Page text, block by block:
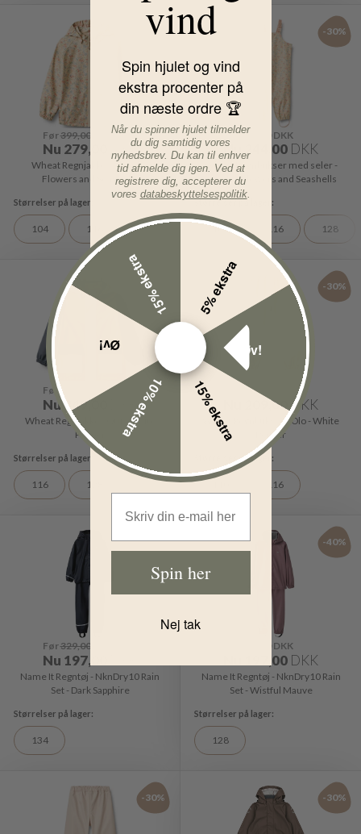
-30%
Før399,00 DKK
Nu 279,00 DKK
Wheat Regnjakke - Chardy -
Flowers and Seashells
104 116
-30%
Før349,00 DKK
Nu 244,00 DKK
Wheat Regnbukser med seler -
Charlo - Flowers and Seashells
104 116 128
-30%
Før499,00 DKK
Nu349,00
Wheat Regnjakke - Otu - White
Pepper
116 128
-30%
299,00
209,00 DKK
Wheat Regnbukser - Olo - White
Pepper
116
-40%
Før329,00
Nu 197,00
Name It Regntøj - NknDry10 Rain
Set - Dark Sapphire
134
-40%
DKK
197,00 DKK
Name It Regntøj - NknDry10 Rain
Set - Wistful Mauve
128
-30% -30%
vind
Spin hjulet og vind
ekstra procenter på
din næste ordre 🏆
Når du spinner hjulet tilmelder
du dig samtidig vores
nyhedsbrev. Du kan til enhver
tid afmelde dig igen. Ved at
registrere dig, accepterer du
vores databeskyttelsespolitik.
5% ekstra
Øv!
15% ekstra
10% ekstra
Øv!
15% ekstra
Spin her
Nej tak